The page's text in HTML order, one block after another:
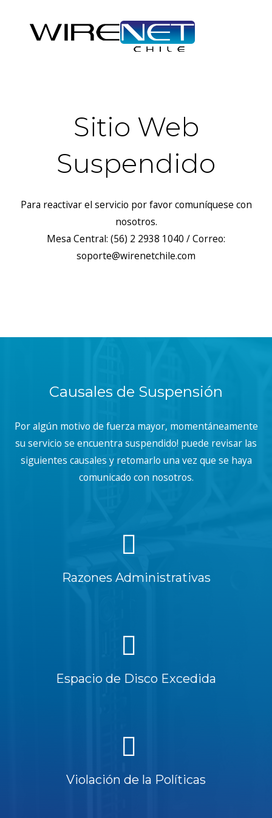
Sitio Web
Suspendido
Para reactivar el servicio por favor comuníquese con
nosotros.
Mesa Central: (56) 2 2938 1040 / Correo:
soporte@wirenetchile.com
Causales de Suspensión
Por algún motivo de fuerza mayor, momentáneamente
su servicio se encuentra suspendido! puede revisar las
siguientes causales y retomarlo una vez que se haya
comunicado con nosotros.
Razones Administrativas
Espacio de Disco Excedida
Violación de la Políticas